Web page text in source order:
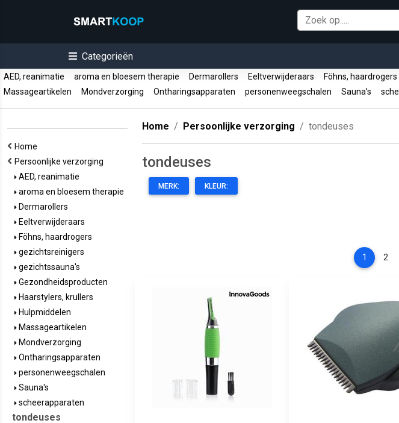
Categorieën
AED, reanimatie aroma en bloesem therapie Dermarollers Eeltverwijderaars Föhns, haardrogers
Massageartikelen
Mondverzorging Ontharingsapparaten personenweegschalen Sauna's
Home
Persoonlijke verzorging
AED, reanimatie
aroma en bloesem therapie
Dermarollers
Eeltverwijderaars
Föhns, haardrogers
gezichtsreinigers
gezichtssauna's
Gezondheidsproducten
Haarstylers, krullers
Hulpmiddelen
Massageartikelen
Mondverzorging
Ontharingsapparaten
personenweegschalen
Sauna's
scheerapparaten
tondeuses
Home Persoonlijke verzorging tondeuses
tondeuses
MERK: KLEUR:
1 (current)
2